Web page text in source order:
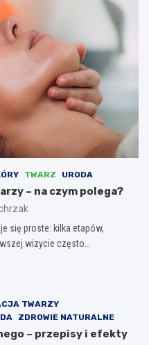
TWARZ URODA
– na czym polega?
się proste: kilka etapów,
wizycie często…
TWARZY
ZDROWIE NATURALNE
– przepisy i efekty